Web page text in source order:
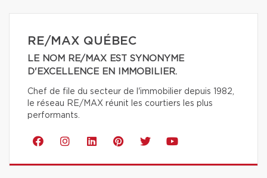
RE/MAX QUÉBEC
LE NOM RE/MAX EST SYNONYME
D'EXCELLENCE EN IMMOBILIER.
Chef de file du secteur de l'immobilier depuis 1982,
le réseau RE/MAX réunit les courtiers les plus
performants.